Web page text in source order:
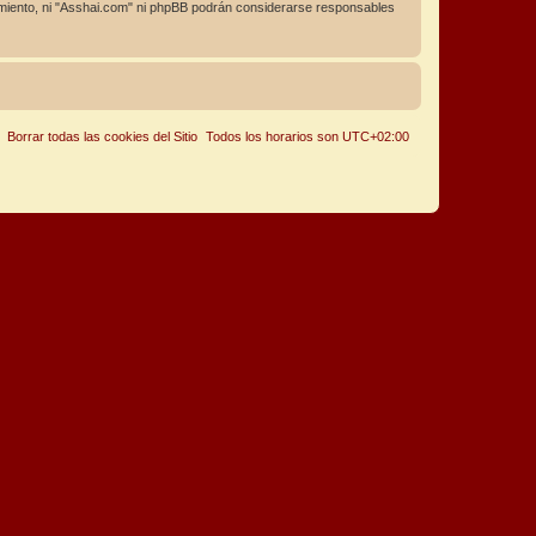
ni "Asshai.com" ni phpBB podrán considerarse responsables
Todos los horarios son UTC+02:00
Borrar todas las cookies del Sitio